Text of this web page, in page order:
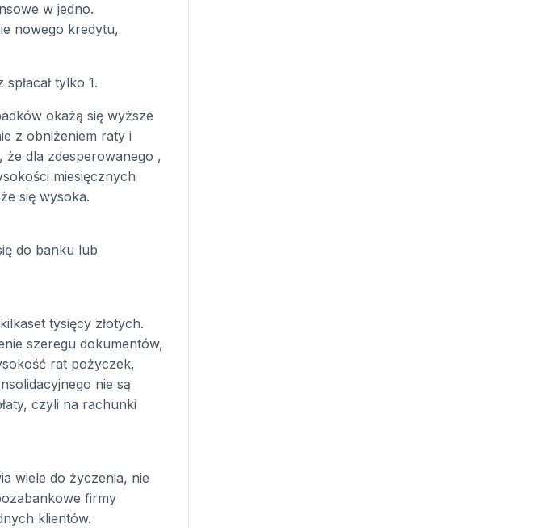
w jedno.
nowego kredytu,
tylko 1.
okażą się wyższe
z obniżeniem raty i
że dla zdesperowanego ,
miesięcznych
się wysoka.
do banku lub
tysięcy złotych.
szeregu dokumentów,
rat pożyczek,
nie są
czyli na rachunki
wiele do życzenia, nie
firmy
klientów.